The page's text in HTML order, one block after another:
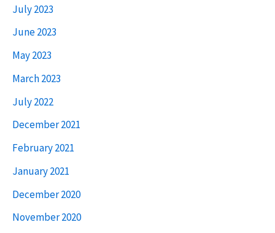
July 2023
June 2023
May 2023
March 2023
July 2022
December 2021
February 2021
January 2021
December 2020
November 2020